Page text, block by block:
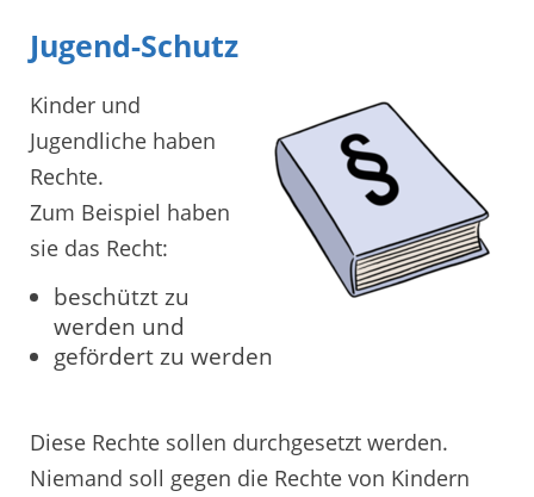
Jugend-Schutz
Kinder und
Jugendliche haben
Rechte.
Zum Beispiel haben
sie das Recht:
beschützt zu
werden und
gefördert zu werden
Diese Rechte sollen durchgesetzt werden.
Niemand soll gegen die Rechte von Kindern